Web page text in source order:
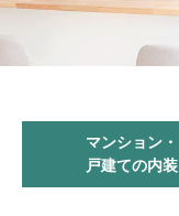
マンション・
戸建ての内装